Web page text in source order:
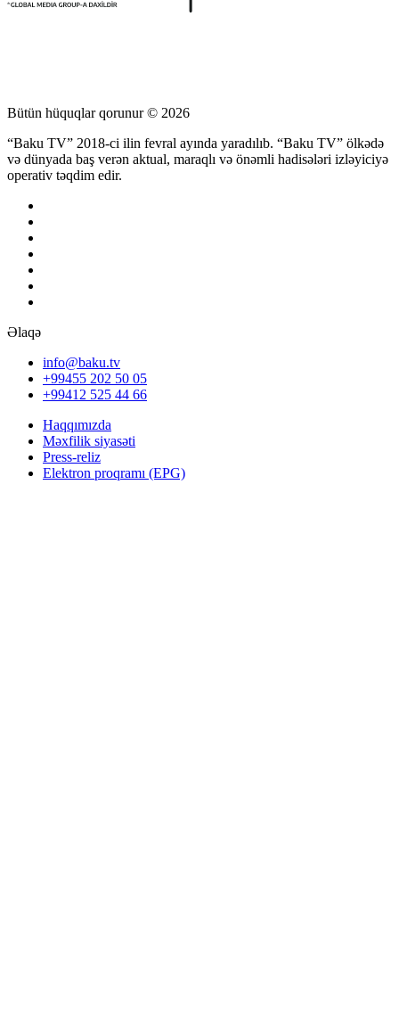
Bütün hüquqlar qorunur © 2026
“Baku TV” 2018-ci ilin fevral ayında yaradılıb. “Baku TV” ölkədə
və dünyada baş verən aktual, maraqlı və önəmli hadisələri izləyiciyə
operativ təqdim edir.
Əlaqə
info@baku.tv
+99455 202 50 05
+99412 525 44 66
Haqqımızda
Məxfilik siyasəti
Press-reliz
Elektron proqramı (EPG)